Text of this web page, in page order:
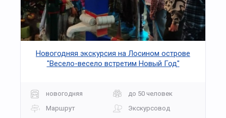
Новогодняя экскурсия на Лосином острове
"Весело-весело встретим Новый Год"
новогодняя
до 50 человек
Маршрут
Экскурсовод